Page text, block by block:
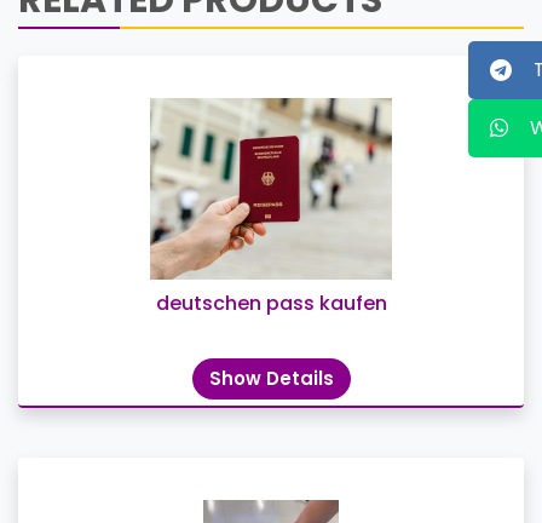
deutschen pass kaufen
Show Details